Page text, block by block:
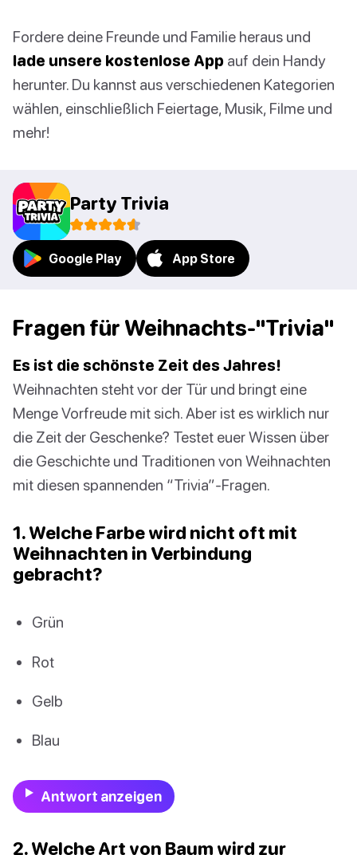
Fordere deine Freunde und Familie heraus und
lade unsere kostenlose App auf dein Handy
herunter. Du kannst aus verschiedenen Kategorien
wählen, einschließlich Feiertage, Musik, Filme und
mehr!
Party Trivia
Google Play App Store
Fragen für Weihnachts-"Trivia"
Es ist die schönste Zeit des Jahres!
Weihnachten steht vor der Tür und bringt eine
Menge Vorfreude mit sich. Aber ist es wirklich nur
die Zeit der Geschenke? Testet euer Wissen über
die Geschichte und Traditionen von Weihnachten
mit diesen spannenden “Trivia”-Fragen.
1. Welche Farbe wird nicht oft mit
Weihnachten in Verbindung
gebracht?
Grün
Rot
Gelb
Blau
Antwort anzeigen
2. Welche Art von Baum wird zur